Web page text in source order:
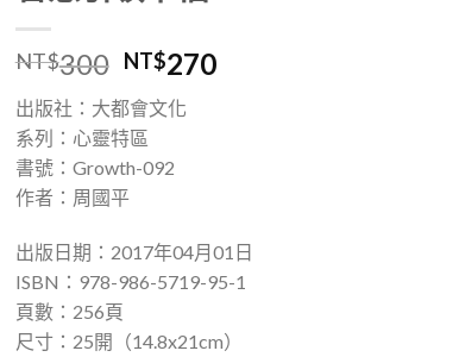
NT$300 NT$270
出版社：大都會文化
系列：心靈特區
書號：Growth-092
作者：周國平
出版日期：2017年04月01日
ISBN：978-986-5719-95-1
頁數：256頁
尺寸：25開（14.8x21cm）